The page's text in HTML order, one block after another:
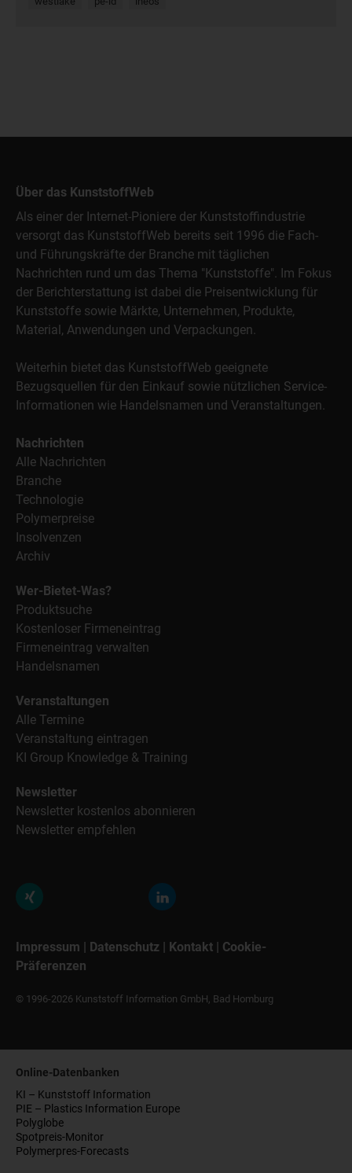
Über das KunststoffWeb
Als einer der Internet-Pioniere der Kunststoffindustrie
versorgt das KunststoffWeb bereits seit 1996 die Fach-
und Führungskräfte der Branche mit täglichen
Nachrichten rund um das Thema "Kunststoffe". Im Fokus
der Berichterstattung ist dabei die Preisentwicklung für
Kunststoffe sowie Märkte, Unternehmen, Produkte,
Material, Anwendungen und Verpackungen.
Weiterhin bietet das KunststoffWeb geeignete
Bezugsquellen für den Einkauf sowie nützlichen Service-
Informationen wie Handelsnamen und Veranstaltungen.
Nachrichten
Alle Nachrichten
Branche
Technologie
Polymerpreise
Insolvenzen
Archiv
Wer-Bietet-Was?
Produktsuche
Kostenloser Firmeneintrag
Firmeneintrag verwalten
Handelsnamen
Veranstaltungen
Alle Termine
Veranstaltung eintragen
KI Group Knowledge & Training
Newsletter
Newsletter kostenlos abonnieren
Newsletter empfehlen
Impressum | Datenschutz | Kontakt | Cookie-
Präferenzen
© 1996-2026 Kunststoff Information GmbH, Bad Homburg
Online-Datenbanken
KI – Kunststoff Information
PIE – Plastics Information Europe
Polyglobe
Spotpreis-Monitor
Polymerpres-Forecasts